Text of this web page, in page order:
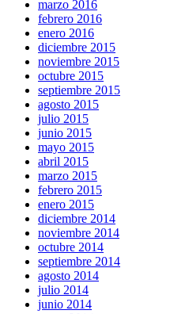
marzo 2016
febrero 2016
enero 2016
diciembre 2015
noviembre 2015
octubre 2015
septiembre 2015
agosto 2015
julio 2015
junio 2015
mayo 2015
abril 2015
marzo 2015
febrero 2015
enero 2015
diciembre 2014
noviembre 2014
octubre 2014
septiembre 2014
agosto 2014
julio 2014
junio 2014